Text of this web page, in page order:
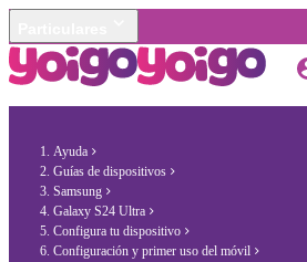
Ayuda
Guías de dispositivos
Samsung
Galaxy S24 Ultra
Configura tu dispositivo
Configuración y primer uso del móvil